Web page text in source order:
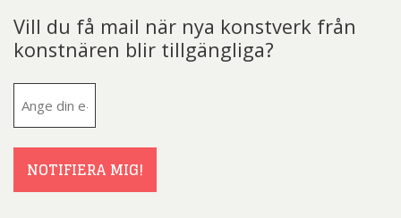
Vill du få mail när nya konstverk från
konstnären blir tillgängliga?
NOTIFIERA MIG!